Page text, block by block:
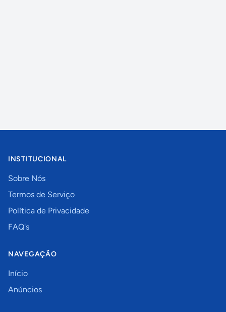
INSTITUCIONAL
Sobre Nós
Termos de Serviço
Política de Privacidade
FAQ's
NAVEGAÇÃO
Início
Anúncios